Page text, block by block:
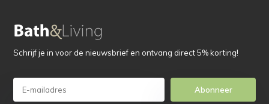
Schrijf je in voor de nieuwsbrief en ontvang direct 5% korting!
Abonneer